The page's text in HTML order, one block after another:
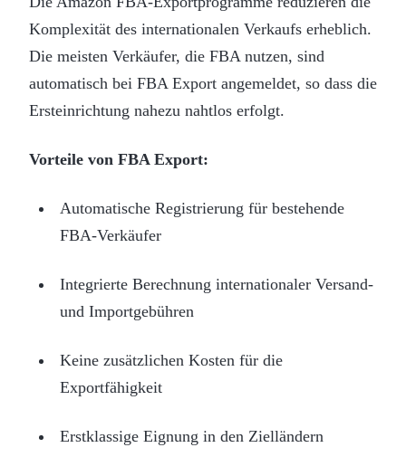
Komplexität des internationalen Verkaufs erheblich.
Die meisten Verkäufer, die FBA nutzen, sind
automatisch bei FBA Export angemeldet, so dass die
Ersteinrichtung nahezu nahtlos erfolgt.
Vorteile von FBA Export:
Automatische Registrierung für bestehende
FBA-Verkäufer
Integrierte Berechnung internationaler Versand-
und Importgebühren
Keine zusätzlichen Kosten für die
Exportfähigkeit
Erstklassige Eignung in den Zielländern